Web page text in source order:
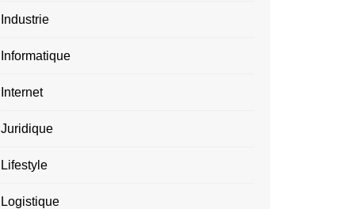
Industrie
Informatique
Internet
Juridique
Lifestyle
Logistique